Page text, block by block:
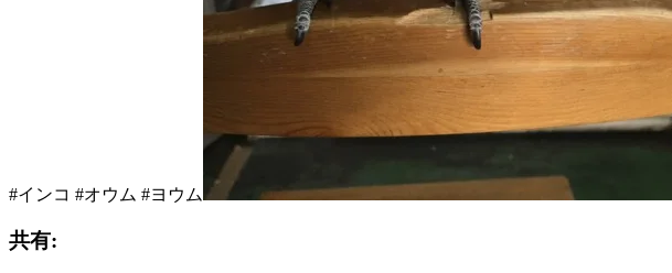
#インコ #オウム #ヨウム
共有: